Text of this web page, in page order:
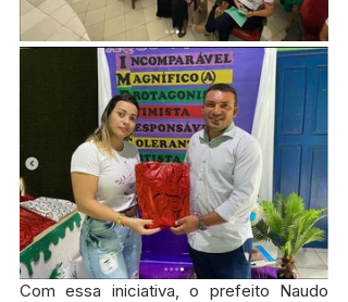
Com essa iniciativa, o prefeito Naudo